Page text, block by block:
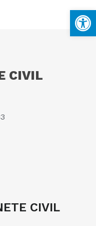
CIVIL
CIVIL